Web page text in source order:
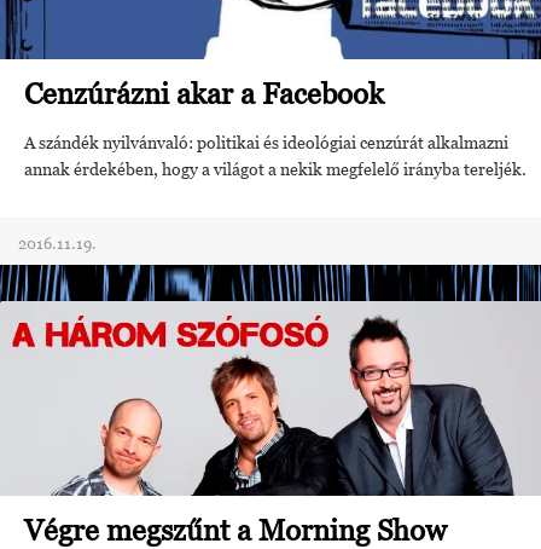
Cenzúrázni akar a Facebook
A szándék nyilvánvaló: politikai és ideológiai cenzúrát alkalmazni
annak érdekében, hogy a világot a nekik megfelelő irányba tereljék.
2016.11.19.
Végre megszűnt a Morning Show